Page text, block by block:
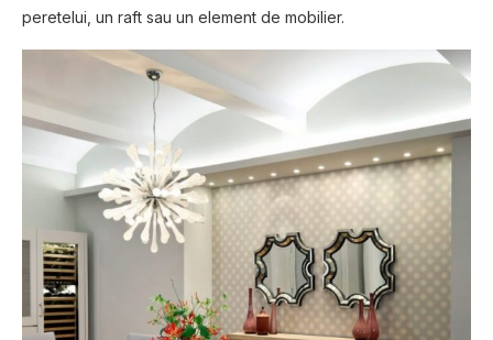
peretelui, un raft sau un element de mobilier.